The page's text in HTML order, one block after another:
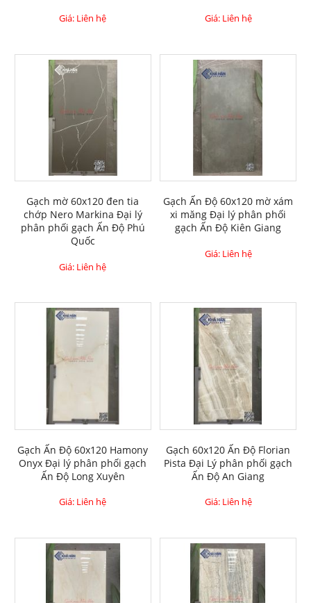
Giá: Liên hệ Giá: Liên hệ
Gạch mờ 60x120 đen tia
chớp Nero Markina Đại lý
phân phối gạch Ấn Độ Phú
Quốc
Giá: Liên hệ
Gạch Ấn Độ 60x120 mờ xám
xi măng Đại lý phân phối
gạch Ấn Độ Kiên Giang
Giá: Liên hệ
Gạch Ấn Độ 60x120 Hamony
Onyx Đại lý phân phối gạch
Ấn Độ Long Xuyên
Giá: Liên hệ
Gạch 60x120 Ấn Độ Florian
Pista Đại Lý phân phối gạch
Ấn Độ An Giang
Giá: Liên hệ